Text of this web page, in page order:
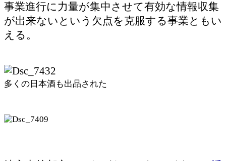
事業進行に力量が集中させて有効な情報収集
が出来ないという欠点を克服する事業ともい
える。
多くの日本酒も出品された